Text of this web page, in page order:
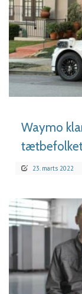
Waymo
23. marts 2022